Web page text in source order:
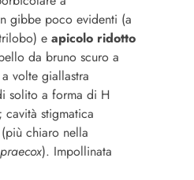
gibbe poco evidenti (a
e apicolo ridotto
da bruno scuro a
volte giallastra
solito a forma di H
stigmatica
chiaro nella
praecox). Impollinata